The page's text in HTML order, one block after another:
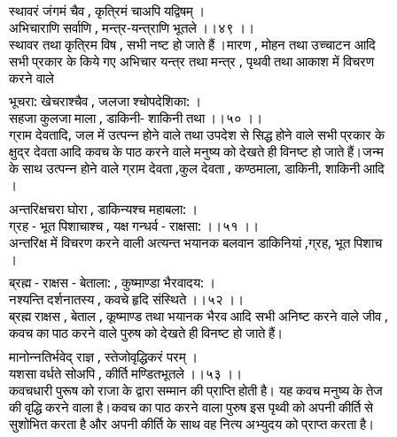
स्थावरं जंगमं चैव , कृत्रिमं चाअपि यद्विषम् ।
अभिचाराणि सर्वाणि , मन्त्र-यन्त्राणि भूतले ।।४९ ।।
स्थावर तथा कृत्रिम विष , सभी नष्ट हो जाते हैं ।मारण , मोहन तथा उच्चाटन आदि
सभी प्रकार के किये गए अभिचार यन्त्र तथा मन्त्र , पृथवी तथा आकाश में विचरण
करने वाले
भूचरा: खेचराश्चैव , जलजा श्चोपदेशिका: ।
सहजा कुलजा माला , डाकिनी- शाकिनी तथा ।।५० ।।
ग्राम देवतादि, जल में उत्पन्न होने वाले तथा उपदेश से सिद्ध होने वाले सभी प्रकार के
क्षुद्र देवता आदि कवच के पाठ करने वाले मनुष्य को देखते ही विनष्ट हो जाते हैं।जन्म
के साथ उत्पन्न होने वाले ग्राम देवता ,कुल देवता , कण्ठमाला, डाकिनी, शाकिनी आदि
।
अन्तरिक्षचरा घोरा , डाकिन्यश्च महाबला: ।
ग्रह - भूत पिशाचाश्च , यक्ष गन्धर्व - राक्षसा: ।।५१ ।।
अन्तरिक्ष में विचरण करने वाली अत्यन्त भयानक बलवान डाकिनियां ,ग्रह, भूत पिशाच
।
ब्रह्म - राक्षस - बेताला: , कुष्माण्डा भैरवादय: ।
नश्यन्ति दर्शनातस्य , कवचे हृदि संस्थिते ।।५२ ।।
ब्रह्म राक्षस , बेताल , कूष्माण्ड तथा भयानक भैरव आदि सभी अनिष्ट करने वाले जीव ,
कवच का पाठ करने वाले पुरुष को देखते ही विनष्ट हो जाते हैं।
मानोन्नतिर्भवेद् राज्ञ , स्तेजोवृद्धिकरं परम् ।
यशसा वर्धते सोअपि , कीर्ति मण्डितभूतले ।।५३ ।।
कवचधारी पुरूष को राजा के द्वारा सम्मान की प्राप्ति होती है। यह कवच मनुष्य के तेज
की वृद्धि करने वाला है।कवच का पाठ करने वाला पुरुष इस पृथ्वी को अपनी कीर्ति से
सुशोभित करता है और अपनी कीर्ति के साथ वह नित्य अभ्युदय को प्राप्त करता है।